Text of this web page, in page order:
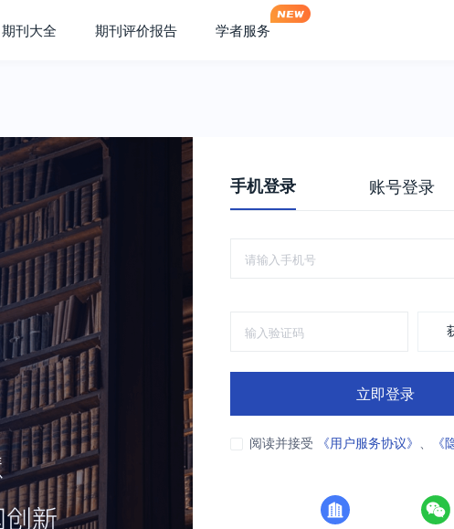
期刊大全 期刊评价报告 学者服务
手机登录 账号登录
立即登录
阅读并接受 《用户服务协议》 、 《